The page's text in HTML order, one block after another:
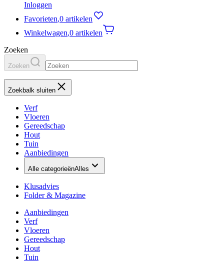
Inloggen
Favorieten,0 artikelen
Winkelwagen,0 artikelen
Zoeken
Zoeken
Zoekbalk sluiten
Verf
Vloeren
Gereedschap
Hout
Tuin
Aanbiedingen
Alle categorieënAlles
Klusadvies
Folder & Magazine
Aanbiedingen
Verf
Vloeren
Gereedschap
Hout
Tuin